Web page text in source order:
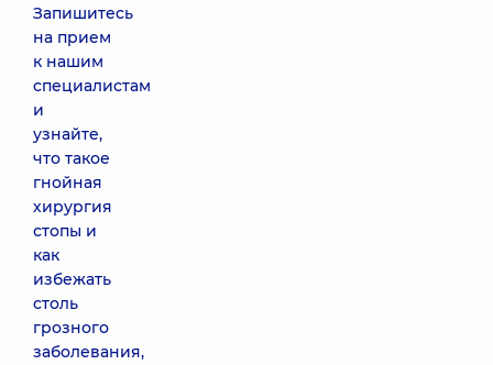
Запишитесь
на прием
к нашим
специалистам
и
узнайте,
что такое
гнойная
хирургия
стопы и
как
избежать
столь
грозного
заболевания,